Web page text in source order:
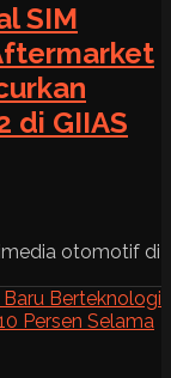
SIM
di GIIAS
otomotif di